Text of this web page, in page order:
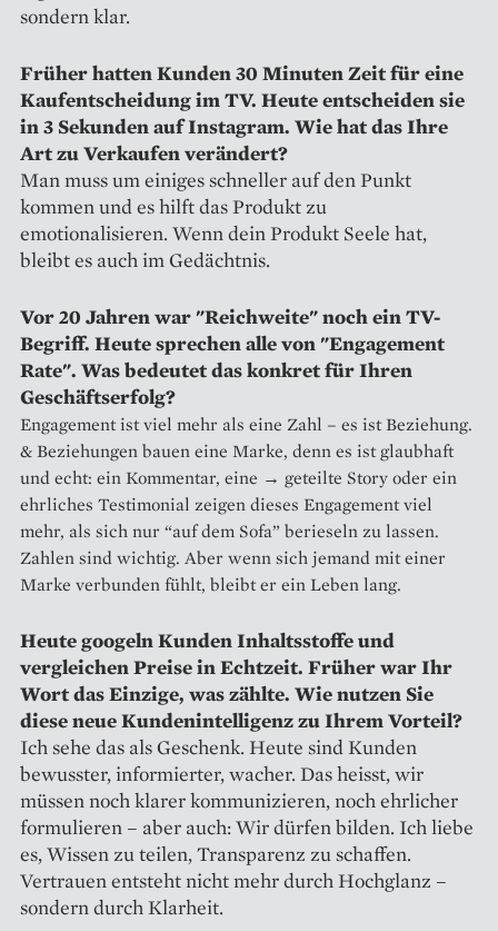
sondern klar.
Früher hatten Kunden 30 Minuten Zeit für eine
Kaufentscheidung im TV. Heute entscheiden sie
in 3 Sekunden auf Instagram. Wie hat das Ihre
Art zu Verkaufen verändert?
Man muss um einiges schneller auf den Punkt
kommen und es hilft das Produkt zu
emotionalisieren. Wenn dein Produkt Seele hat,
bleibt es auch im Gedächtnis.
Vor 20 Jahren war "Reichweite" noch ein TV-
Begriff. Heute sprechen alle von "Engagement
Rate". Was bedeutet das konkret für Ihren
Geschäftserfolg?
Engagement ist viel mehr als eine Zahl – es ist Beziehung.
& Beziehungen bauen eine Marke, denn es ist glaubhaft
und echt: ein Kommentar, eine → geteilte Story oder ein
ehrliches Testimonial zeigen dieses Engagement viel
mehr, als sich nur “auf dem Sofa” berieseln zu lassen.
Zahlen sind wichtig. Aber wenn sich jemand mit einer
Marke verbunden fühlt, bleibt er ein Leben lang.
Heute googeln Kunden Inhaltsstoffe und
vergleichen Preise in Echtzeit. Früher war Ihr
Wort das Einzige, was zählte. Wie nutzen Sie
diese neue Kundenintelligenz zu Ihrem Vorteil?
Ich sehe das als Geschenk. Heute sind Kunden
bewusster, informierter, wacher. Das heisst, wir
müssen noch klarer kommunizieren, noch ehrlicher
formulieren – aber auch: Wir dürfen bilden. Ich liebe
es, Wissen zu teilen, Transparenz zu schaffen.
Vertrauen entsteht nicht mehr durch Hochglanz –
sondern durch Klarheit.